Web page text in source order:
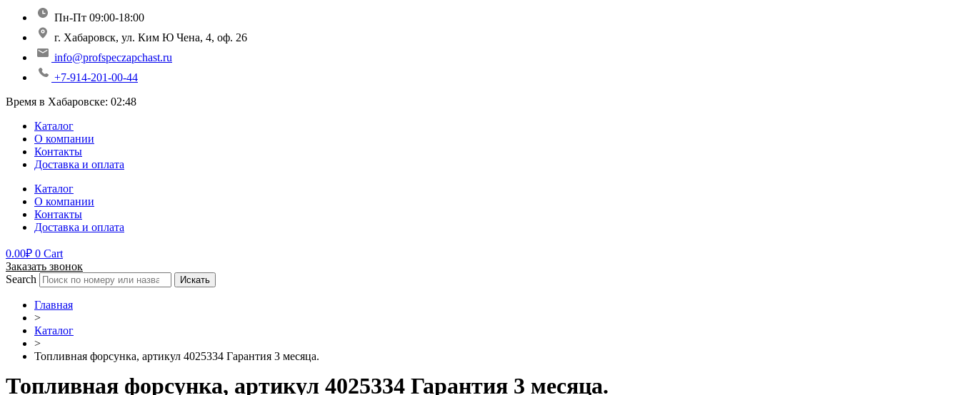
Пн-Пт 09:00-18:00
г. Хабаровск, ул. Ким Ю Чена, 4, оф. 26
info@profspeczapchast.ru
+7-914-201-00-44
Время в Хабаровске: 02:48
Каталог
О компании
Контакты
Доставка и оплата
Каталог
О компании
Контакты
Доставка и оплата
0.00₽ 0 Cart
Заказать звонок
Search
Искать
Главная
>
Каталог
>
Топливная форсунка, артикул 4025334 Гарантия 3 месяца.
Топливная форсунка, артикул 4025334 Гарантия 3 месяца.